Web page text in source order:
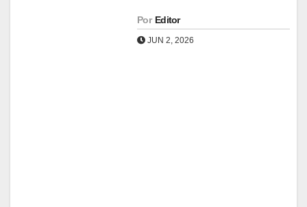
Por Editor
JUN 2, 2026